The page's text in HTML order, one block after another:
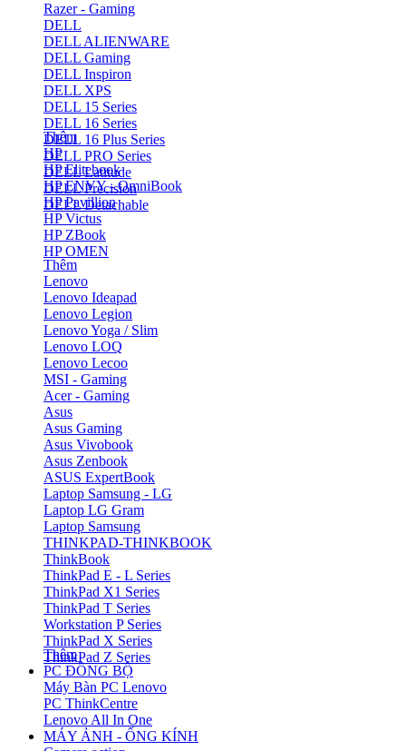
Razer - Gaming
DELL
DELL ALIENWARE
DELL Gaming
DELL Inspiron
DELL XPS
DELL 15 Series
DELL 16 Series
DELL 16 Plus Series
DELL PRO Series
DELL Latitude
DELL Precision
DELL Detachable
Thêm
HP
HP Elitebook
HP ENVY - OmniBook
HP Pavillion
HP Victus
HP ZBook
HP OMEN
Thêm
Lenovo
Lenovo Ideapad
Lenovo Legion
Lenovo Yoga / Slim
Lenovo LOQ
Lenovo Lecoo
MSI - Gaming
Acer - Gaming
Asus
Asus Gaming
Asus Vivobook
Asus Zenbook
ASUS ExpertBook
Laptop Samsung - LG
Laptop LG Gram
Laptop Samsung
THINKPAD-THINKBOOK
ThinkBook
ThinkPad E - L Series
ThinkPad X1 Series
ThinkPad T Series
Workstation P Series
ThinkPad X Series
ThinkPad Z Series
Thêm
PC ĐỒNG BỘ
Máy Bàn PC Lenovo
PC ThinkCentre
Lenovo All In One
MÁY ẢNH - ỐNG KÍNH